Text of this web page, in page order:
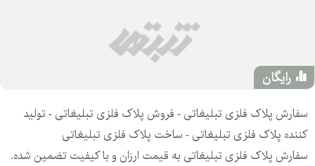
رایگان
سفارش پلاک فلزی تبلیغاتی - فروش پلاک فلزی تبلیغاتی - تولید
کننده پلاک فلزی تبلیغاتی - ساخت پلاک فلزی تبلیغاتی
سفارش پلاک فلزی تبلیغاتی به قیمت ارزان و با کیفیت تضمین شده.